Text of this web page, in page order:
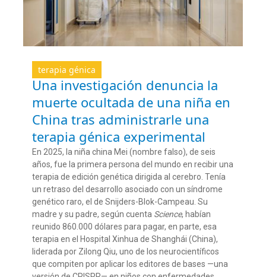
terapia génica
Una investigación denuncia la
muerte ocultada de una niña en
China tras administrarle una
terapia génica experimental
En 2025, la niña china Mei (nombre falso), de seis
años, fue la primera persona del mundo en recibir una
terapia de edición genética dirigida al cerebro. Tenía
un retraso del desarrollo asociado con un síndrome
genético raro, el de Snijders-Blok-Campeau. Su
madre y su padre, según cuenta Science, habían
reunido 860.000 dólares para pagar, en parte, esa
terapia en el Hospital Xinhua de Shanghái (China),
liderada por Zilong Qiu, uno de los neurocientíficos
que compiten por aplicar los editores de bases —una